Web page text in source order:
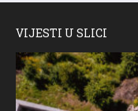
VIJESTI U SLICI